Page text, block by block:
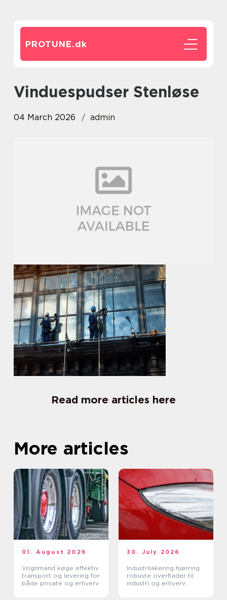
PROTUNE.dk
vinduespudser Stenløse
04 March 2026 admin
Read more articles here
More articles
01. August 2026
Vognmand køge effektiv
transport og levering for
både private og erhverv
30. July 2026
Industrilakering hjørring
robuste overflader til
industri og erhverv